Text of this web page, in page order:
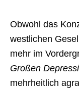
Obwohl das
westlichen
mehr im
Großen
mehrheitlich